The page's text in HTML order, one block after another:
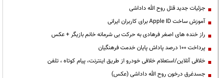
جزئیات جدید قتل روح الله داداشی
آموزش ساخت Apple ID برای کاربران ایرانی
راز خنده های اصغر فرهادی به حرکت بی شرمانه خانم بازیگر + عکس
پرداخت ۱۰۰ درصد پاداش پایان خدمت فرهنگیان
خلافی آنلاین/استعلام خلافی خودرو از طریق اینترنت، پیام کوتاه ، تلفن
جسدغرق درخون روح الله داداشی (عکس)